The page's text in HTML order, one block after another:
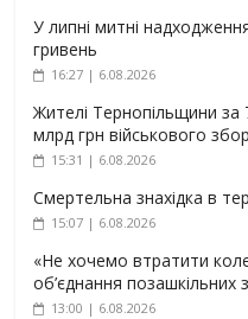
У липні митні
гривень
16:27 | 6.08.2026
Жителі Тернопільщини за
млрд грн військового
15:31 | 6.08.2026
Смертельна знахідка в
15:07 | 6.08.2026
«Не хочемо втратити
об’єднання позашкільних
13:00 | 6.08.2026